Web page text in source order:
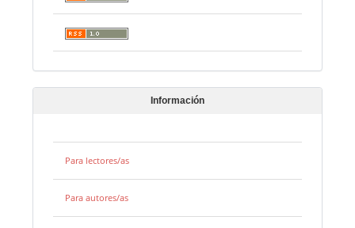
Información
Para lectores/as
Para autores/as